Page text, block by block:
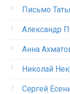
Письмо
Александр
Анна
Николай
Сергей